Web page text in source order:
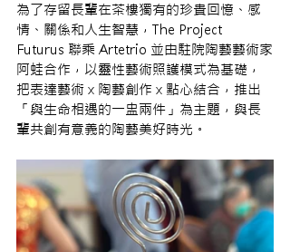
為了存留長輩在茶樓獨有的珍貴回憶、感
情、關係和人生智慧，The Project
Futurus 聯乘 Artetrio 並由駐院陶藝藝術家
阿蛙合作，以靈性藝術照護模式為基礎，
把表達藝術 x 陶藝創作 x 點心結合，推出
「與生命相遇的一盅兩件」為主題，與長
輩共創有意義的陶藝美好時光。